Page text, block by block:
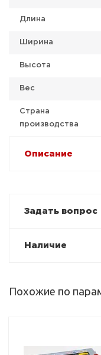
Длина
Ширина
Высота
Вес
Страна
производства
Описание
Задать вопрос
Наличие
Похожие по